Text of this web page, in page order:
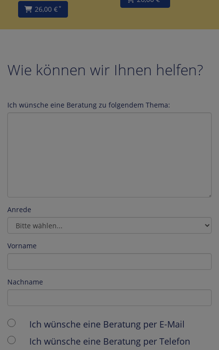
26,00 €*
Wie können wir Ihnen helfen?
Ich wünsche eine Beratung zu folgendem Thema:
Anrede
Vorname
Nachname
Ich wünsche eine Beratung per E-Mail
Ich wünsche eine Beratung per Telefon